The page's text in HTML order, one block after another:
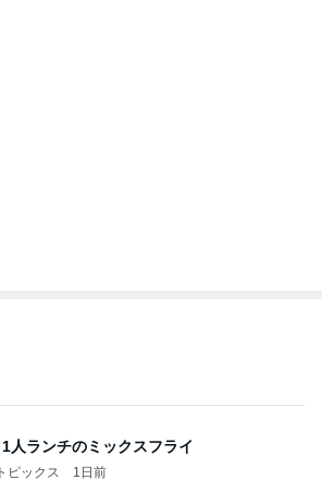
人ランチのミックスフライ
ピックス 1日前